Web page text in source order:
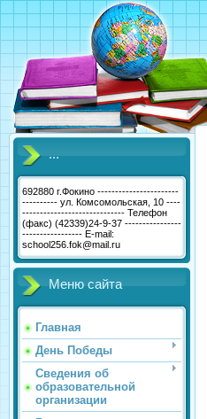
...
692880 г.Фокино -----------------------
---------- ул. Комсомольская, 10 ----
----------------------------- Телефон
(факс) (42339)24-9-37 ----------------
----------------- E-mail:
school256.fok@mail.ru
Меню сайта
Главная
День Победы
Сведения об
образовательной
организации